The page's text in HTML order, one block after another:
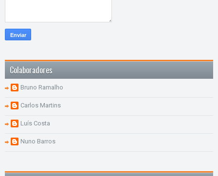
Colaboradores
Bruno Ramalho
Carlos Martins
Luís Costa
Nuno Barros